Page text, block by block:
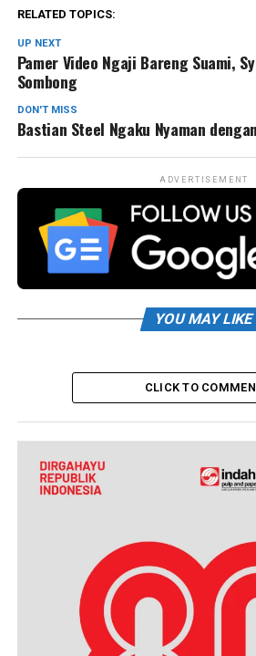
RELATED TOPICS:
UP NEXT
Pamer Video Ngaji Bareng Suami,
Sombong
DON'T MISS
Bastian Steel Ngaku Nyaman
ADVERTISEMENT
YOU MAY LIKE
CLICK TO